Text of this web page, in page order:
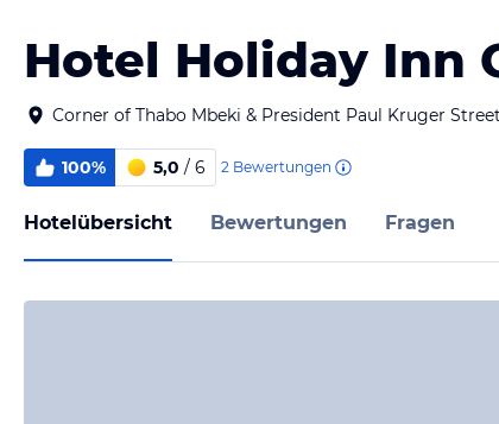
Hotel Holiday Inn
Corner of Thabo Mbeki & President Paul Kruger
100% 5,0 / 6 2 Bewertungen
Hotelübersicht Bewertungen Fragen